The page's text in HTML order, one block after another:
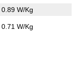
0.89 W/Kg
0.71 W/Kg